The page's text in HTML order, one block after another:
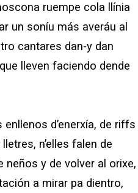
ruempe cola llínia
un soníu más averáu al
cantares dan-y dan
lleven faciendo dende
enllenos d’enerxía, de riffs
n’elles falen de
neños y de volver al orixe,
a mirar pa dientro,